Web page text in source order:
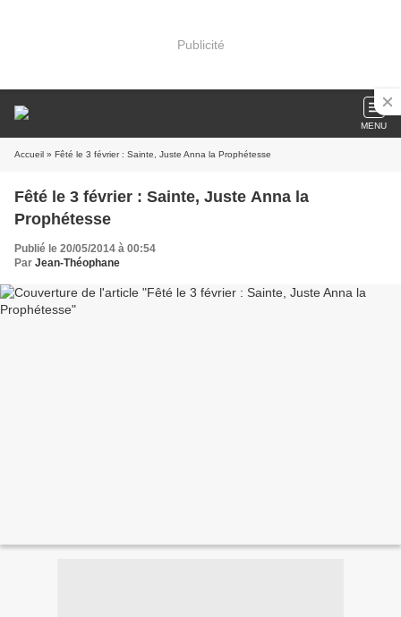
Publicité
MENU
Accueil » Fêté le 3 février : Sainte, Juste Anna la Prophétesse
Fêté le 3 février : Sainte, Juste Anna la
Prophétesse
Publié le 20/05/2014 à 00:54
Par Jean-Théophane